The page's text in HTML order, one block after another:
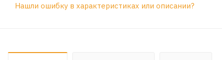
Нашли ошибку в характеристиках или описании?